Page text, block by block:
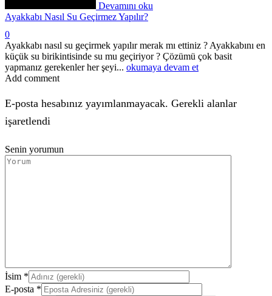
Devamını oku
Ayakkabı Nasıl Su Geçirmez Yapılır?
0
Ayakkabı nasıl su geçirmek yapılır merak mı ettiniz ? Ayakkabını en
küçük su birikintisinde su mu geçiriyor ? Çözümü çok basit
yapmanız gerekenler her şeyi... okumaya devam et
Add comment
E-posta hesabınız yayımlanmayacak. Gerekli alanlar
işaretlendi
Senin yorumun
İsim *
E-posta *